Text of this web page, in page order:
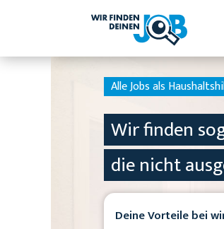
Alle Jobs als
Wir finden
die nicht
Deine Vorteile bei